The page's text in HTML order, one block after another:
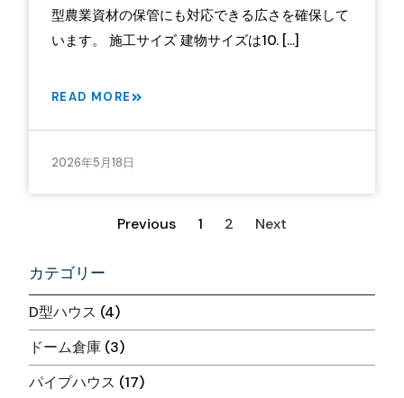
型農業資材の保管にも対応できる広さを確保して
います。 施工サイズ 建物サイズは10. […]
READ MORE
2026年5月18日
Previous 1 2 Next
カテゴリー
D型ハウス (4)
ドーム倉庫 (3)
パイプハウス (17)